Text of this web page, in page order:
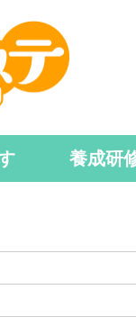
養成研